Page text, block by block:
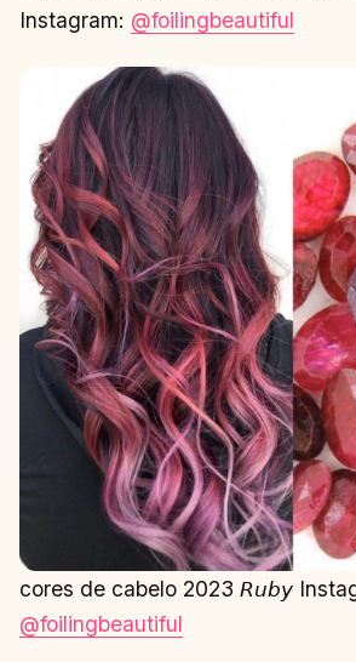
Instagram: @foilingbeautiful
cores de cabelo 2023 𝘙𝘶𝘣𝘺
@foilingbeautiful